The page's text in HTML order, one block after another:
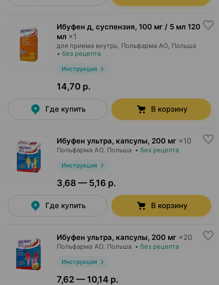
Ибуфен д, суспензия, 100 мг / 5 мл 120
мл ×1
для приема внутрь, Польфарма AO , Польша
• без рецепта
Инструкция
14,70 р.
Где купить В корзину
Ибуфен ультра, капсулы, 200 мг ×10
Польфарма AO , Польша • без рецепта
Инструкция
3,68 — 5,16 р.
Где купить В корзину
Ибуфен ультра, капсулы, 200 мг ×20
Польфарма AO , Польша • без рецепта
Инструкция
7,62 — 10,14 р.